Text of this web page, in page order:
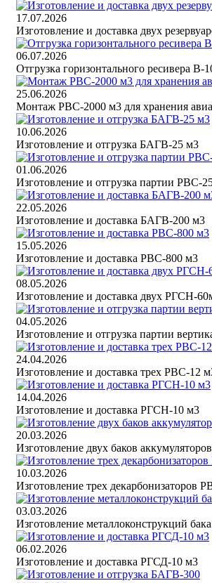
17.07.2026
Изготовление и доставка двух
06.07.2026
Отгрузка горизонтального ресивера В-
25.06.2026
Монтаж РВС-2000 м3 для хранения
10.06.2026
Изготовление и отгрузка БАГВ-25 м3
01.06.2026
Изготовление и отгрузка партии РВС-
22.05.2026
Изготовление и доставка БАГВ-200 м3
15.05.2026
Изготовление и доставка РВС-800 м3
08.05.2026
Изготовление и доставка двух РГСН-
04.05.2026
Изготовление и отгрузка партии
24.04.2026
Изготовление и доставка трех РВС-12
14.04.2026
Изготовление и доставка РГСН-10 м3
20.03.2026
Изготовление двух баков
10.03.2026
Изготовление трех декарбонизаторов
03.03.2026
Изготовление металлоконструкций
06.02.2026
Изготовление и доставка РГСД-10 м3